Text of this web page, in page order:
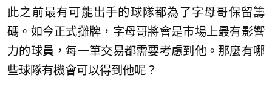
此之前最有可能出手的球隊都為了字母哥保留籌
碼。如今正式攤牌，字母哥將會是市場上最有影響
力的球員，每一筆交易都需要考慮到他。那麼有哪
些球隊有機會可以得到他呢？